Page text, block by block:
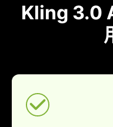
Kling 3.0